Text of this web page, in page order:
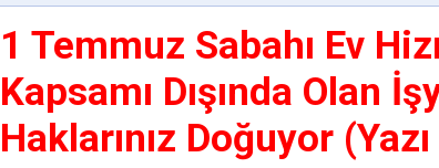
1 Temmuz Sabahı Ev
Kapsamı Dışında Olan
Haklarınız Doğuyor